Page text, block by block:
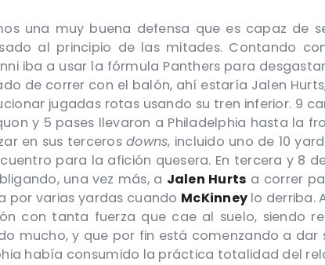
una muy buena defensa que es capaz de
al principio de las mitades. Contando
iba a usar la fórmula Panthers para
de correr con el balón, ahí estaría Jalen
jugadas rotas usando su tren inferior. 9
y 5 pases llevaron a Philadelphia hasta la
en sus tercerosdowns, incluido uno de 10
para la afición quesera. En tercera y 8
una vez más, a Jalen Hurts a correr
por varias yardas cuando McKinney lo derriba.
con tanta fuerza que cae al suelo, siendo
mucho, y que por fin está comenzando a dar
había consumido la práctica totalidad del